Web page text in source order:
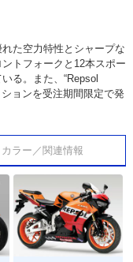
た空力特性とシャープな
トフォークと12本スポー
る。また、“Repsol
ョンを受注期間限定で発
カラー／関連情報